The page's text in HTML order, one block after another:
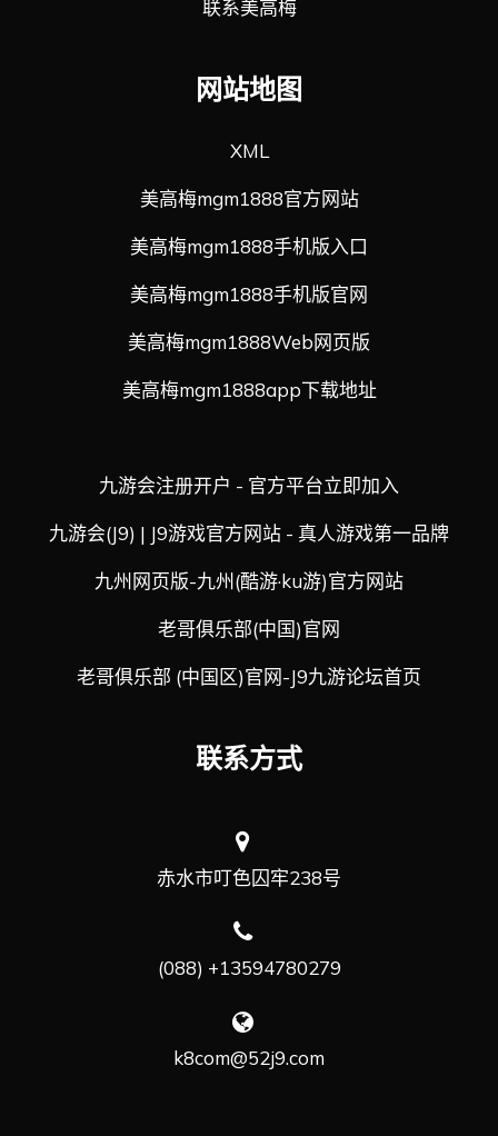
联系美高梅
网站地图
XML
美高梅mgm1888官方网站
美高梅mgm1888手机版入口
美高梅mgm1888手机版官网
美高梅mgm1888Web网页版
美高梅mgm1888app下载地址
九游会注册开户 - 官方平台立即加入
九游会(J9) | J9游戏官方网站 - 真人游戏第一品牌
九州网页版-九州(酷游·ku游)官方网站
老哥俱乐部(中国)官网
老哥俱乐部 (中国区)官网-J9九游论坛首页
联系方式
赤水市叮色囚牢238号
(088) +13594780279
k8com@52j9.com